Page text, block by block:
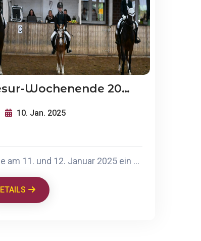
Dresur-Wochenende 2024
10. Jan. 2025
Erlebe am 11. und 12. Januar 2025 ein exklusives Dressur-Wochenende mit Meike Schmidt beim Reiterverein Graf von Schmettow e.V. in Weeze! Ob Anfänger oder Fortgeschrittener, Meike bietet individuellen Unterricht von E-Niveau bis Klasse S. Highlight: der „Meike-Kneipen-Talk-Abend“ am 11. Januar. Jetzt anmelden bis zum 3. Januar 2025 und dabei sein – auch Zuschauer herzlich willkommen!